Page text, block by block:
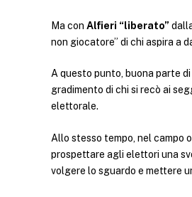
Ma con Alfieri “liberato”
non giocatore” di chi aspira a
A questo punto, buona parte
gradimento di chi si recò ai
elettorale.
Allo stesso tempo, nel campo
prospettare agli elettori una
volgere lo sguardo e mettere